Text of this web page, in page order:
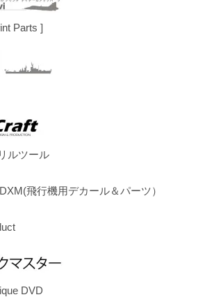
Parts ]
ルツール
飛行機用デカール＆パーツ）
DVD